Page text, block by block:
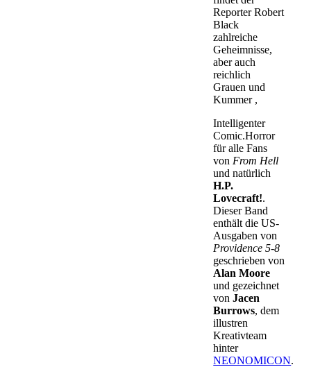
Reporter Robert
Black
zahlreiche
Geheimnisse,
aber auch
reichlich
Grauen und
Kummer ,
Intelligenter
Comic.Horror
für alle Fans
von From Hell
und natürlich
H.P.
Lovecraft!.
Dieser Band
enthält die US-
Ausgaben von
Providence 5-8
geschrieben von
Alan Moore
und gezeichnet
vonJacen
Burrows, dem
illustren
Kreativteam
hinter
NEONOMICON.